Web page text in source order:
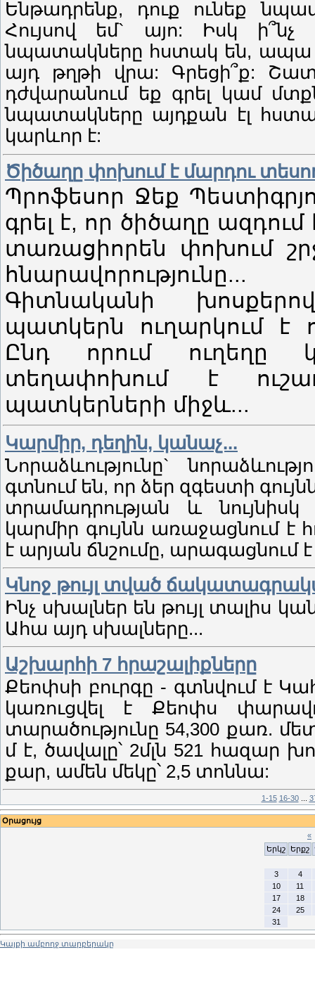
Ենթադրենք, դուք ունեք
Հույսով եմ` այո: Իսկ
նպատակները հստակ են, ապա
այդ թղթի վրա: Գրեցի՞ք:
դժվարանում եք գրել կամ
նպատակները այդքան էլ
կարևոր է:
Ծիծաղը փոխում է մարդու
Պրոֆեսոր Ջեք
գրել է, որ ծիծաղը
տառացիորեն փոխում
հնարավորությունը...
Գիտնականի
պատկերն ուղարկում է
Ընդ որում ուղեղը
տեղափոխում է
պատկերների միջև...
Կարմիր, դեղին, կանաչ...
Նորաձևությունը`
գտնում են, որ ձեր զգեստի
տրամադրության և
կարմիր գույնն առաջացնում է
է արյան ճնշումը, արագացնում է
Կնոջ թույլ տված
Ինչ սխալներ են թույլ տալիս
Ահա այդ սխալները...
Աշխարհի 7 հրաշալիքները
Քեոփսի բուրգը - գտնվում է
կառուցվել է Քեոփս
տարածությունը 54,300 քառ.
մ է, ծավալը՝ 2մլն 521 հազար
քար, ամեն մեկը՝ 2,5 տոննա:
1-15 16-30 ...
Օրացույց
«
Երկշ
Երքշ
3
4
10
11
17
18
24
25
31
Կայքի ամբողջ տարբերակը